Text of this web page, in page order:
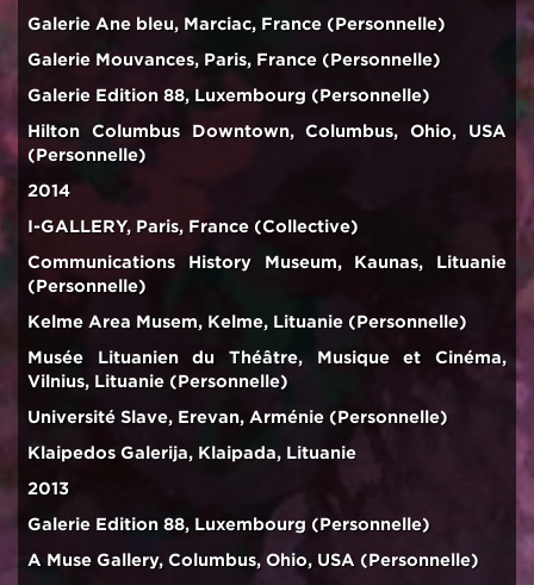
Galerie Ane bleu, Marciac, France (Personnelle)
Galerie Mouvances, Paris, France (Personnelle)
Galerie Edition 88, Luxembourg (Personnelle)
Hilton Columbus Downtown, Columbus, Ohio, USA
(Personnelle)
2014
I-GALLERY, Paris, France (Collective)
Communications History Museum, Kaunas, Lituanie
(Personnelle)
Kelme Area Musem, Kelme, Lituanie (Personnelle)
Musée Lituanien du Théâtre, Musique et Cinéma,
Vilnius, Lituanie (Personnelle)
Université Slave, Erevan, Arménie (Personnelle)
Klaipėdos Galerija, Klaipada, Lituanie
2013
Galerie Edition 88, Luxembourg (Personnelle)
A Muse Gallery, Columbus, Ohio, USA (Personnelle)